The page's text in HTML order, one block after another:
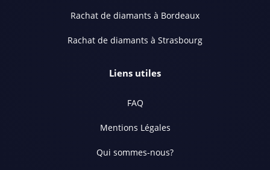
Rachat de diamants à Bordeaux
Rachat de diamants à Strasbourg
Liens utiles
FAQ
Mentions Légales
Qui sommes-nous?